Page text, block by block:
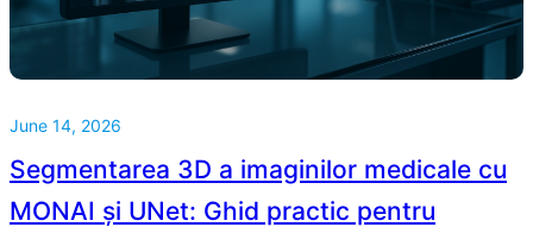
June 14, 2026
Segmentarea 3D a imaginilor medicale cu
MONAI și UNet: Ghid practic pentru